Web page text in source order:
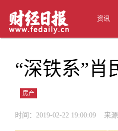
资讯
“深铁系”肖
房产
时间：2019-02-22 19:00:09 来